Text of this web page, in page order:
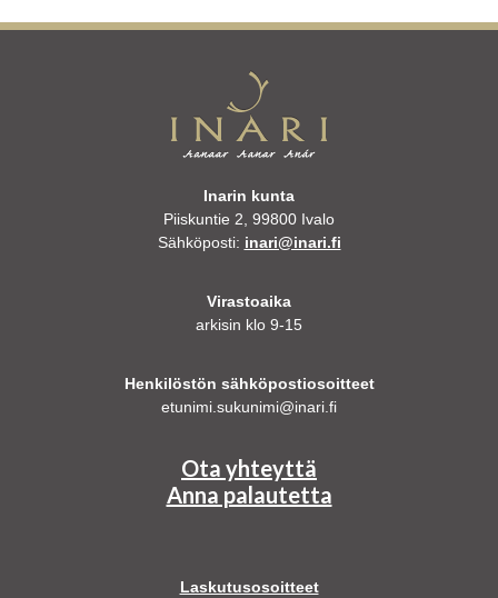
Inarin kunta
Piiskuntie 2, 99800 Ivalo
Sähköposti: inari@inari.fi
Virastoaika
arkisin klo 9-15
Henkilöstön sähköpostiosoitteet
etunimi.sukunimi@inari.fi
Ota yhteyttä
Anna palautetta
Laskutusosoitteet